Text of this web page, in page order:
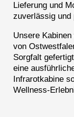
Lieferung und
zuverlässig und
Unsere
von
Sorgfalt
eine
Infrarotkabine
Wellness-